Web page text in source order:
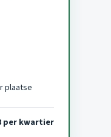
plaatse
per kwartier